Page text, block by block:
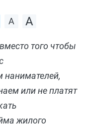
того чтобы
нанимателей,
или не платят
жилого